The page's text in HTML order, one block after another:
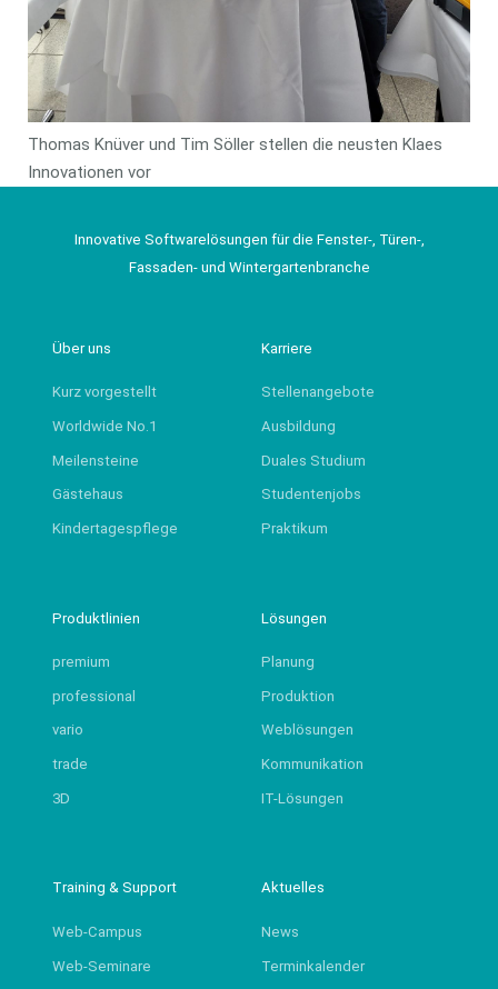
Thomas Knüver und Tim Söller stellen die neusten Klaes
Innovationen vor
Innovative Softwarelösungen für die Fenster-, Türen-,
Fassaden- und Wintergartenbranche
Über uns
Kurz vorgestellt
Worldwide No.1
Meilensteine
Gästehaus
Kindertagespflege
Karriere
Stellenangebote
Ausbildung
Duales Studium
Studentenjobs
Praktikum
Produktlinien
premium
professional
vario
trade
3D
Lösungen
Planung
Produktion
Weblösungen
Kommunikation
IT-Lösungen
Training & Support
Web-Campus
Web-Seminare
Aktuelles
News
Terminkalender